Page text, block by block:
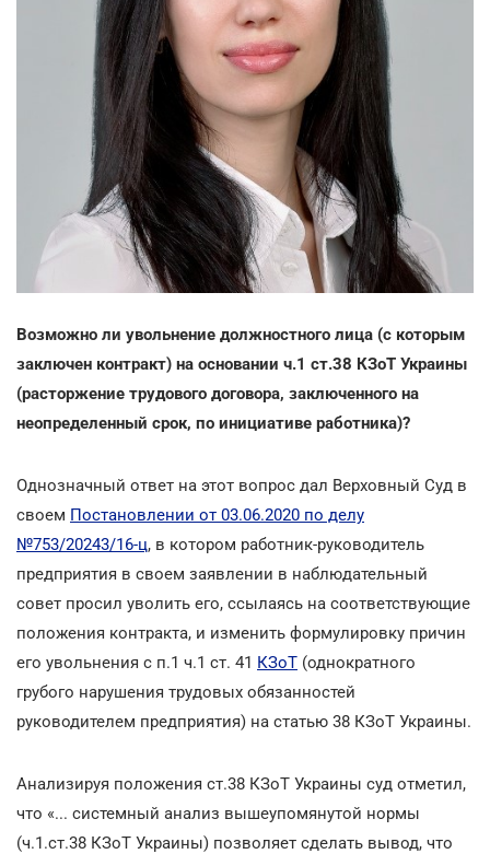
Возможно ли увольнение должностного лица (с которым
заключен контракт) на основании ч.1 ст.38 КЗоТ Украины
(расторжение трудового договора, заключенного на
неопределенный срок, по инициативе работника)?
Однозначный ответ на этот вопрос дал Верховный Суд в
своем Постановлении от 03.06.2020 по делу
№753/20243/16-ц, в котором работник-руководитель
предприятия в своем заявлении в наблюдательный
совет просил уволить его, ссылаясь на соответствующие
положения контракта, и изменить формулировку причин
его увольнения с п.1 ч.1 ст. 41 КЗоТ (однократного
грубого нарушения трудовых обязанностей
руководителем предприятия) на статью 38 КЗоТ Украины.
Анализируя положения ст.38 КЗоТ Украины суд отметил,
что «... системный анализ вышеупомянутой нормы
(ч.1.ст.38 КЗоТ Украины) позволяет сделать вывод, что